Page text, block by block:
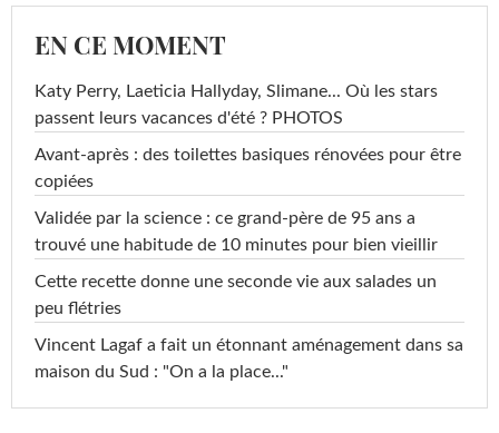
EN CE MOMENT
Katy Perry, Laeticia Hallyday, Slimane... Où les stars
passent leurs vacances d'été ? PHOTOS
Avant-après : des toilettes basiques rénovées pour être
copiées
Validée par la science : ce grand-père de 95 ans a
trouvé une habitude de 10 minutes pour bien vieillir
Cette recette donne une seconde vie aux salades un
peu flétries
Vincent Lagaf a fait un étonnant aménagement dans sa
maison du Sud : "On a la place..."